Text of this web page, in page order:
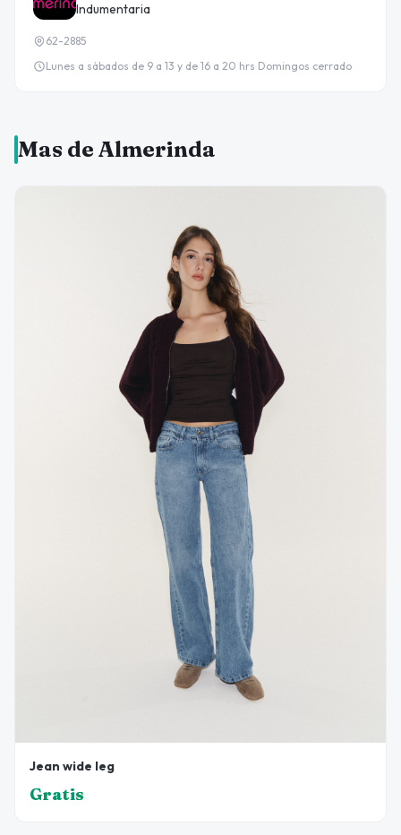
Indumentaria
62-2885
Lunes a sábados de 9 a 13 y de 16 a 20 hrs Domingos cerrado
Mas de Almerinda
Jean wide leg
Gratis